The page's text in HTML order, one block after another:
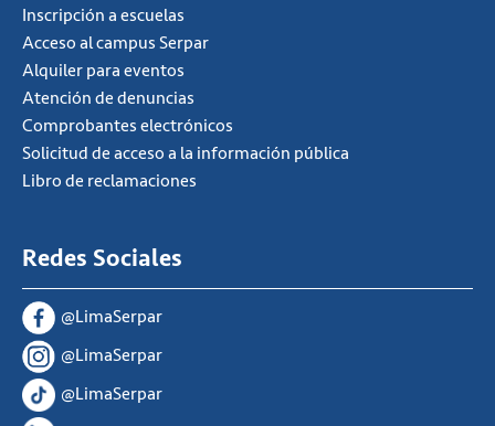
Inscripción a escuelas
Acceso al campus Serpar
Alquiler para eventos
Atención de denuncias
Comprobantes electrónicos
Solicitud de acceso a la información pública
Libro de reclamaciones
Redes Sociales
@LimaSerpar
@LimaSerpar
@LimaSerpar